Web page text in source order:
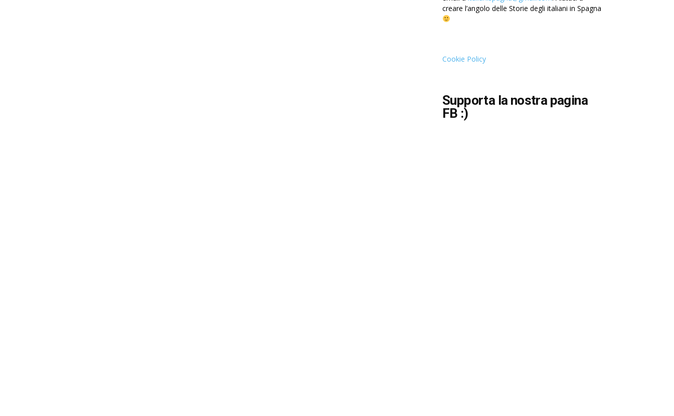
creare l’angolo delle Storie degli italiani in Spagna
Cookie Policy
Supporta la nostra pagina
FB :)